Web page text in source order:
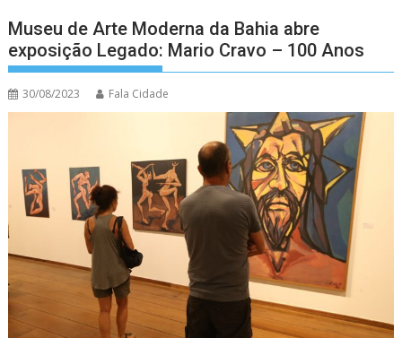
Museu de Arte Moderna da Bahia abre
exposição Legado: Mario Cravo – 100 Anos
30/08/2023 Fala Cidade